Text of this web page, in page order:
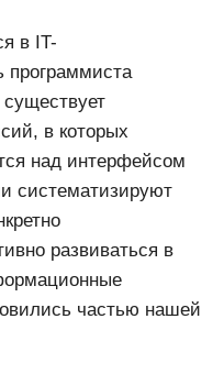
в IT-
программиста
в которых
над интерфейсом
систематизируют
развиваться в
частью нашей